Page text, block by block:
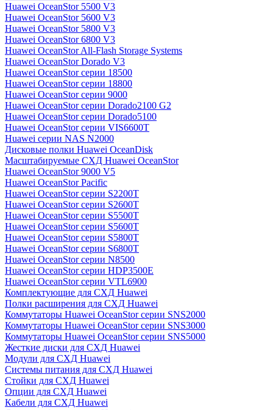
Huawei OceanStor 5500 V3
Huawei OceanStor 5600 V3
Huawei OceanStor 5800 V3
Huawei OceanStor 6800 V3
Huawei OceanStor All-Flash Storage Systems
Huawei OceanStor Dorado V3
Huawei OceanStor серии 18500
Huawei OceanStor серии 18800
Huawei OceanStor серии 9000
Huawei OceanStor серии Dorado2100 G2
Huawei OceanStor серии Dorado5100
Huawei OceanStor серии VIS6600T
Huawei серии NAS N2000
Дисковые полки Huawei OceanDisk
Масштабируемые СХД Huawei OceanStor
Huawei OceanStor 9000 V5
Huawei OceanStor Pacific
Huawei OceanStor серии S2200T
Huawei OceanStor серии S2600T
Huawei OceanStor серии S5500T
Huawei OceanStor серии S5600T
Huawei OceanStor серии S5800T
Huawei OceanStor серии S6800T
Huawei OceanStor серии N8500
Huawei OceanStor серии HDP3500E
Huawei OceanStor серии VTL6900
Комплектующие для СХД Huawei
Полки расширения для СХД Huawei
Коммутаторы Huawei OceanStor серии SNS2000
Коммутаторы Huawei OceanStor серии SNS3000
Коммутаторы Huawei OceanStor серии SNS5000
Жесткие диски для СХД Huawei
Модули для СХД Huawei
Системы питания для СХД Huawei
Стойки для СХД Huawei
Опции для СХД Huawei
Кабели для СХД Huawei